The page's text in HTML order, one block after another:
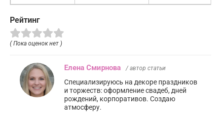
Рейтинг
( Пока оценок нет )
Елена Смирнова / автор статьи
Специализируюсь на декоре праздников
и торжеств: оформление свадеб, дней
рождений, корпоративов. Создаю
атмосферу.